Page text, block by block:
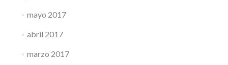
mayo 2017
abril 2017
marzo 2017